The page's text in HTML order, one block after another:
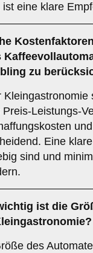
ist eine klare
zu
Preis-Leistungs-
Eine
sind und
ist die
des